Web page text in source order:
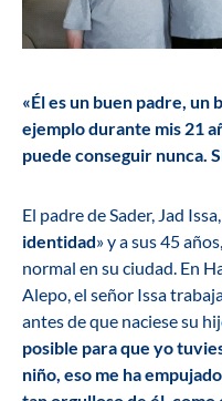
«Él es un buen padre, un
ejemplo durante mis 21
puede conseguir nunca.
El padre de Sader, Jad Issa,
identidad» y a sus 45
normal en su ciudad. En
Alepo, el señor Issa
antes de que naciese su
posible para que yo
niño, eso me ha